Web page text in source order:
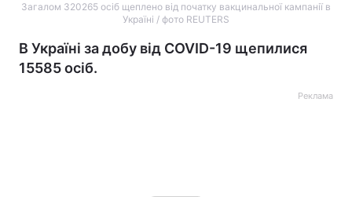
Загалом 320265 осіб щеплено від початку вакцинальної кампанії в
Україні / фото REUTERS
В Україні за добу від COVID-19 щепилися
15585 осіб.
Реклама